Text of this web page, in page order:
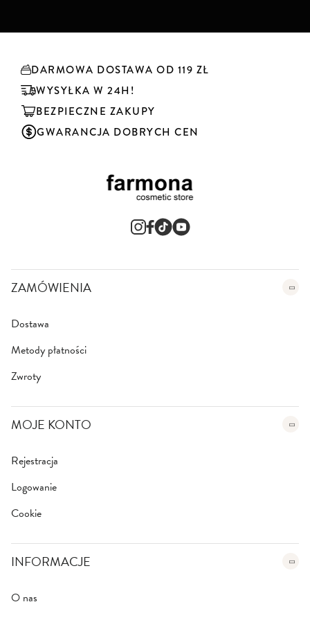
k
t
e
r
DARMOWA DOSTAWA OD 119 ZŁ
WYSYŁKA W 24H!
BEZPIECZNE ZAKUPY
GWARANCJA DOBRYCH CEN
ZAMÓWIENIA
Dostawa
Metody płatności
Zwroty
MOJE KONTO
Rejestracja
Logowanie
Cookie
INFORMACJE
O nas